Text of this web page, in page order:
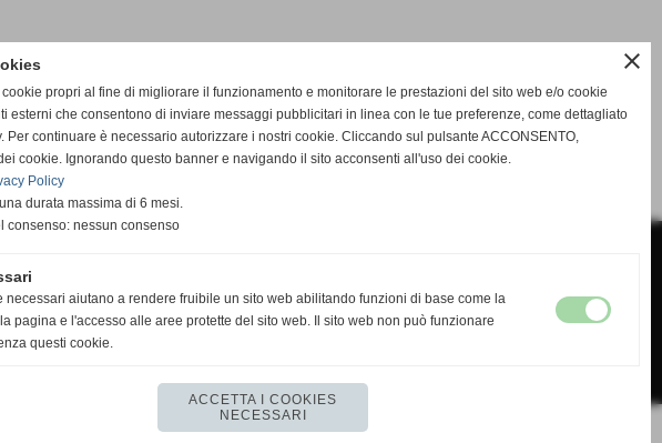
SUCCESSIVO >>
(Cuneo)
close
propri al fine di migliorare il funzionamento e monitorare le prestazioni del sito web e/o cookie
esterni che consentono di inviare messaggi pubblicitari in linea con le tue preferenze, come dettagliato
Per continuare è necessario autorizzare i nostri cookie. Cliccando sul pulsante ACCONSENTO,
cookie. Ignorando questo banner e navigando il sito acconsenti all'uso dei cookie.
Policy
durata massima di 6 mesi.
consenso: nessun consenso
necessari aiutano a rendere fruibile un sito web abilitando funzioni di base come la
pagina e l'accesso alle aree protette del sito web. Il sito web non può funzionare
questi cookie.
ACCETTA I COOKIES
NECESSARI